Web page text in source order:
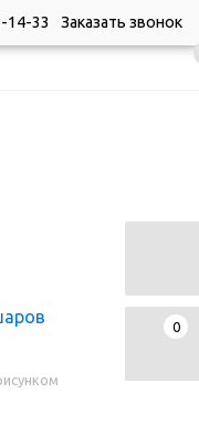
14-33 Заказать звонок
0